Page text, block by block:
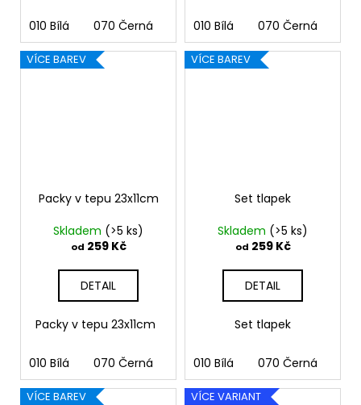
010 Bílá 070 Černá 090 Stříbrná 091 Zlatá
010 Bílá 070 Černá
VÍCE BAREV
Packy v tepu 23x11cm
Skladem (>5 ks)
od 259 Kč
DETAIL
Packy v tepu 23x11cm
010 Bílá 070 Černá 090 Stříbrná 091 Zlatá
VÍCE BAREV
Set tlapek
Skladem (>5 ks)
od 259 Kč
DETAIL
Set tlapek
010 Bílá 070 Černá
VÍCE BAREV VÍCE VARIANT